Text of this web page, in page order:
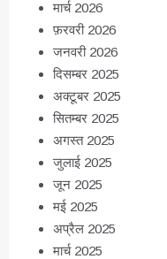
मार्च 2026
फ़रवरी 2026
जनवरी 2026
दिसम्बर 2025
अक्टूबर 2025
सितम्बर 2025
अगस्त 2025
जुलाई 2025
जून 2025
मई 2025
अप्रैल 2025
मार्च 2025